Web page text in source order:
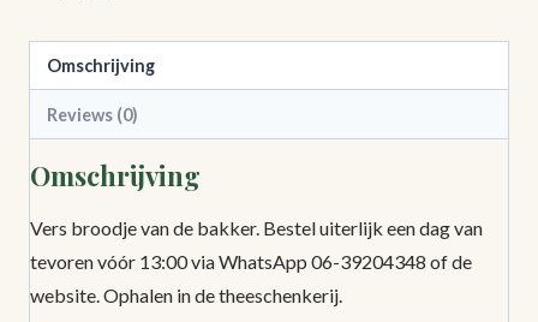
Omschrijving
Reviews (0)
Omschrijving
Vers broodje van de bakker. Bestel uiterlijk een dag van
tevoren vóór 13:00 via WhatsApp 06-39204348 of de
website. Ophalen in de theeschenkerij.